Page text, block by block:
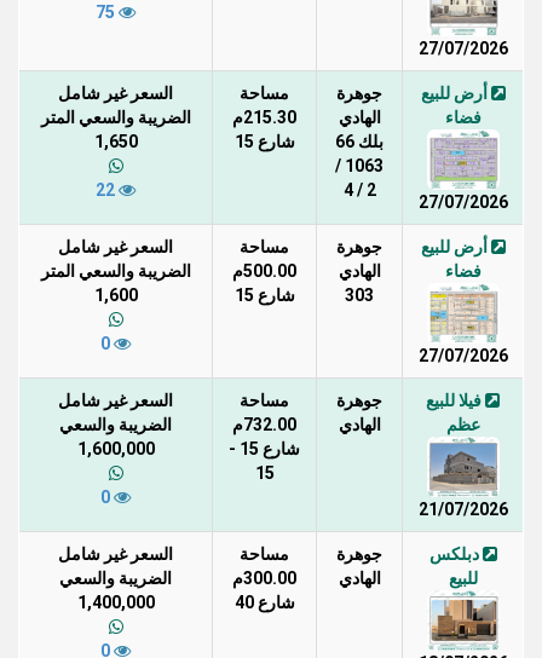
27/07/2026
أرض للبيع
فضاء
27/07/2026
جوهرة
الهادي
بلك 66
1063 /
2 / 4
مساحة
215.30م
شارع 15
السعر غير شامل
الضريبة والسعي المتر
1,650
أرض للبيع
فضاء
27/07/2026
جوهرة
الهادي
303
مساحة
500.00م
شارع 15
السعر غير شامل
الضريبة والسعي المتر
1,600
فيلا للبيع
عظم
21/07/2026
جوهرة
الهادي
مساحة
732.00م
شارع 15 -
15
السعر غير شامل
الضريبة والسعي
1,600,000
دبلكس
للبيع
جوهرة
الهادي
مساحة
300.00م
شارع 40
السعر غير شامل
الضريبة والسعي
1,400,000